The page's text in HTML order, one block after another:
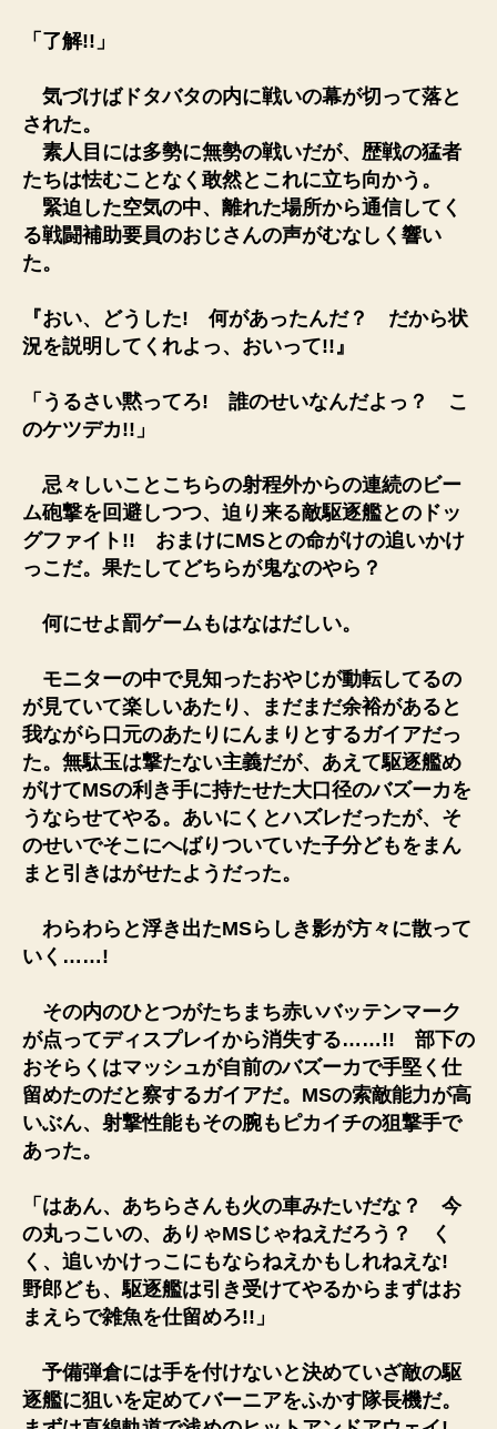
「了解!!」
気づけばドタバタの内に戦いの幕が切って落と
された。
素人目には多勢に無勢の戦いだが、歴戦の猛者
たちは怯むことなく敢然とこれに立ち向かう。
緊迫した空気の中、離れた場所から通信してく
る戦闘補助要員のおじさんの声がむなしく響い
た。
『おい、どうした! 何があったんだ？ だから状
況を説明してくれよっ、おいって!!』
「うるさい黙ってろ! 誰のせいなんだよっ？ こ
のケツデカ!!」
忌々しいことこちらの射程外からの連続のビー
ム砲撃を回避しつつ、迫り来る敵駆逐艦とのドッ
グファイト!! おまけにMSとの命がけの追いかけ
っこだ。果たしてどちらが鬼なのやら？
何にせよ罰ゲームもはなはだしい。
モニターの中で見知ったおやじが動転してるの
が見ていて楽しいあたり、まだまだ余裕があると
我ながら口元のあたりにんまりとするガイアだっ
た。無駄玉は撃たない主義だが、あえて駆逐艦め
がけてMSの利き手に持たせた大口径のバズーカを
うならせてやる。あいにくとハズレだったが、そ
のせいでそこにへばりついていた子分どもをまん
まと引きはがせたようだった。
わらわらと浮き出たMSらしき影が方々に散って
いく……!
その内のひとつがたちまち赤いバッテンマーク
が点ってディスプレイから消失する……!! 部下の
おそらくはマッシュが自前のバズーカで手堅く仕
留めたのだと察するガイアだ。MSの索敵能力が高
いぶん、射撃性能もその腕もピカイチの狙撃手で
あった。
「はあん、あちらさんも火の車みたいだな？ 今
の丸っこいの、ありゃMSじゃねえだろう？ く
く、追いかけっこにもならねえかもしれねえな!
野郎ども、駆逐艦は引き受けてやるからまずはお
まえらで雑魚を仕留めろ!!」
予備弾倉には手を付けないと決めていざ敵の駆
逐艦に狙いを定めてバーニアをふかす隊長機だ。